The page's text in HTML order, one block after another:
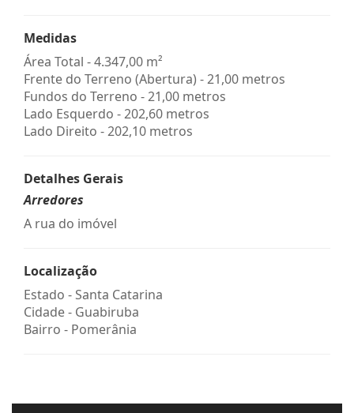
Medidas
Área Total - 4.347,00 m²
Frente do Terreno (Abertura) - 21,00 metros
Fundos do Terreno - 21,00 metros
Lado Esquerdo - 202,60 metros
Lado Direito - 202,10 metros
Detalhes Gerais
Arredores
A rua do imóvel
Localização
Estado -Santa Catarina
Cidade - Guabiruba
Bairro - Pomerânia